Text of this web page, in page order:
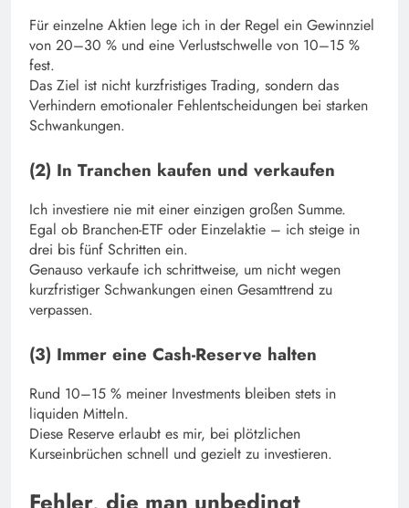
Für einzelne Aktien lege ich in der Regel ein Gewinnziel
von 20–30 % und eine Verlustschwelle von 10–15 %
fest.
Das Ziel ist nicht kurzfristiges Trading, sondern das
Verhindern emotionaler Fehlentscheidungen bei starken
Schwankungen.
(2) In Tranchen kaufen und verkaufen
Ich investiere nie mit einer einzigen großen Summe.
Egal ob Branchen-ETF oder Einzelaktie – ich steige in
drei bis fünf Schritten ein.
Genauso verkaufe ich schrittweise, um nicht wegen
kurzfristiger Schwankungen einen Gesamttrend zu
verpassen.
(3) Immer eine Cash-Reserve halten
Rund 10–15 % meiner Investments bleiben stets in
liquiden Mitteln.
Diese Reserve erlaubt es mir, bei plötzlichen
Kurseinbrüchen schnell und gezielt zu investieren.